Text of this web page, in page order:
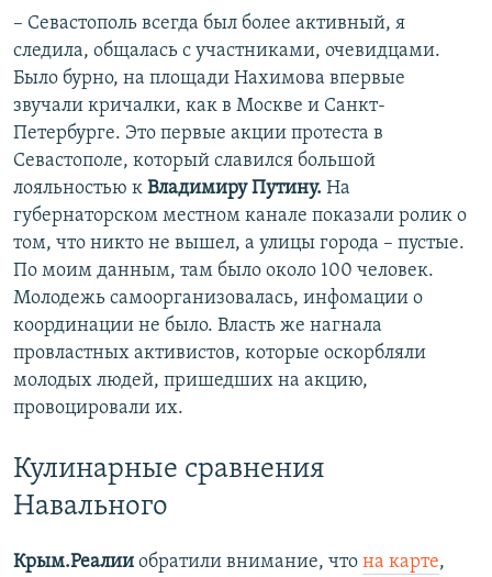
– Севастополь всегда был более активный, я
следила, общалась с участниками, очевидцами.
Было бурно, на площади Нахимова впервые
звучали кричалки, как в Москве и Санкт-
Петербурге. Это первые акции протеста в
Севастополе, который славился большой
лояльностью к Владимиру Путину. На
губернаторском местном канале показали ролик о
том, что никто не вышел, а улицы города – пустые.
По моим данным, там было около 100 человек.
Молодежь самоорганизовалась, инфомации о
координации не было. Власть же нагнала
провластных активистов, которые оскорбляли
молодых людей, пришедших на акцию,
провоцировали их.
Кулинарные сравнения
Навального
Крым.Реалии обратили внимание, что на карте,